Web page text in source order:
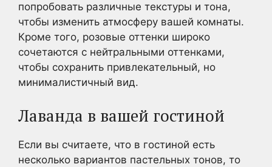
попробовать различные текстуры и тона,
чтобы изменить атмосферу вашей комнаты.
Кроме того, розовые оттенки широко
сочетаются с нейтральными оттенками,
чтобы сохранить привлекательный, но
минималистичный вид.
Лаванда в вашей гостиной
Если вы считаете, что в гостиной есть
несколько вариантов пастельных тонов, то